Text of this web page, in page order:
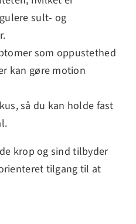
sult- og
som oppustethed
kan gøre motion
så du kan holde fast
krop og sind tilbyder
tilgang til at